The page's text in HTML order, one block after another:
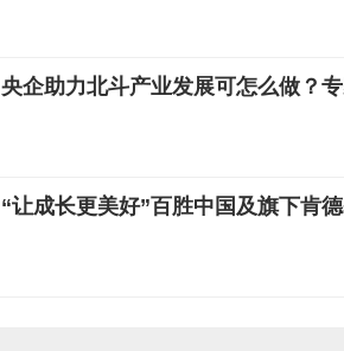
央企助力北斗产业发展可怎么做？
“让成长更美好”百胜中国及旗下肯